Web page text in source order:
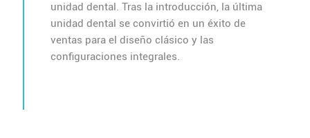
unidad dental. Tras la introducción, la última
unidad dental se convirtió en un éxito de
ventas para el diseño clásico y las
configuraciones integrales.